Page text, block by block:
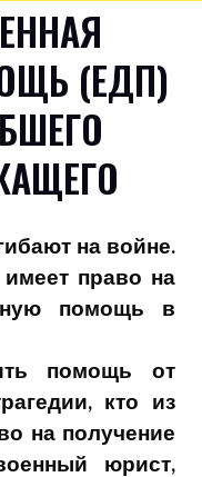
(ЕДП)
на войне.
право на
помощь в
помощь от
кто из
на получение
юрист,